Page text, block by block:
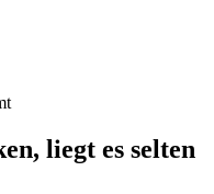
liegt es selten